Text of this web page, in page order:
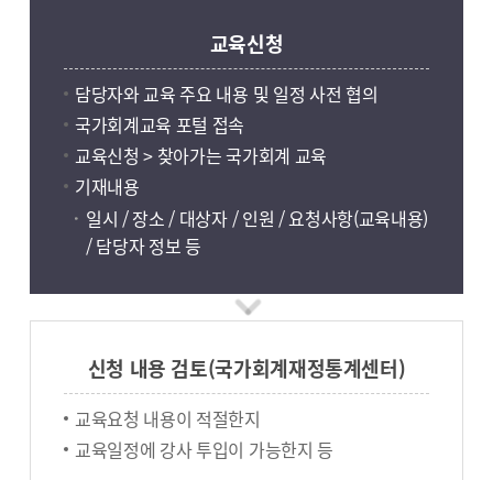
교육신청
담당자와 교육 주요 내용 및 일정 사전 협의
국가회계교육 포털 접속
교육신청 > 찾아가는 국가회계 교육
기재내용
일시 / 장소 / 대상자 / 인원 / 요청사항(교육내용)
/ 담당자 정보 등
신청 내용 검토(국가회계재정통계센터)
교육요청 내용이 적절한지
교육일정에 강사 투입이 가능한지 등